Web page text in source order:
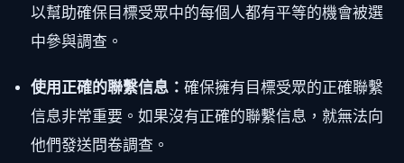
以幫助確保目標受眾中的每個人都有平等的機會被選
中參與調查。
使用正確的聯繫信息： 確保擁有目標受眾的正確聯繫
信息非常重要。如果沒有正確的聯繫信息，就無法向
他們發送問卷調查。